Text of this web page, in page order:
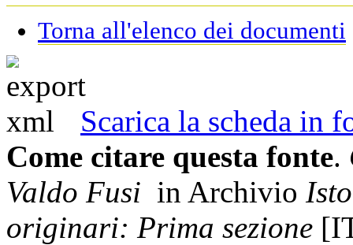
Torna all'elenco dei documenti
Scarica la scheda in
Come citare questa fonte.
Valdo Fusi in Archivio
originari: Prima sezione